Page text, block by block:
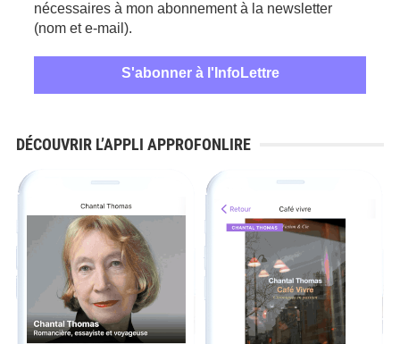
nécessaires à mon abonnement à la newsletter
(nom et e-mail).
DÉCOUVRIR L’APPLI APPROFONLIRE